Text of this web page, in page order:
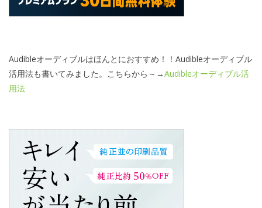
Audibleオーディブルはほんとにおすすめ！！Audibleオーディブル
活用法も書いてみました。こちらから～→Audibleオーディブル活
用法